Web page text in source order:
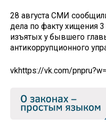
28 августа СМИ
дела по факту хищения
изъятых у бывшего
антикоррупционного
vkhttps://vk.com/